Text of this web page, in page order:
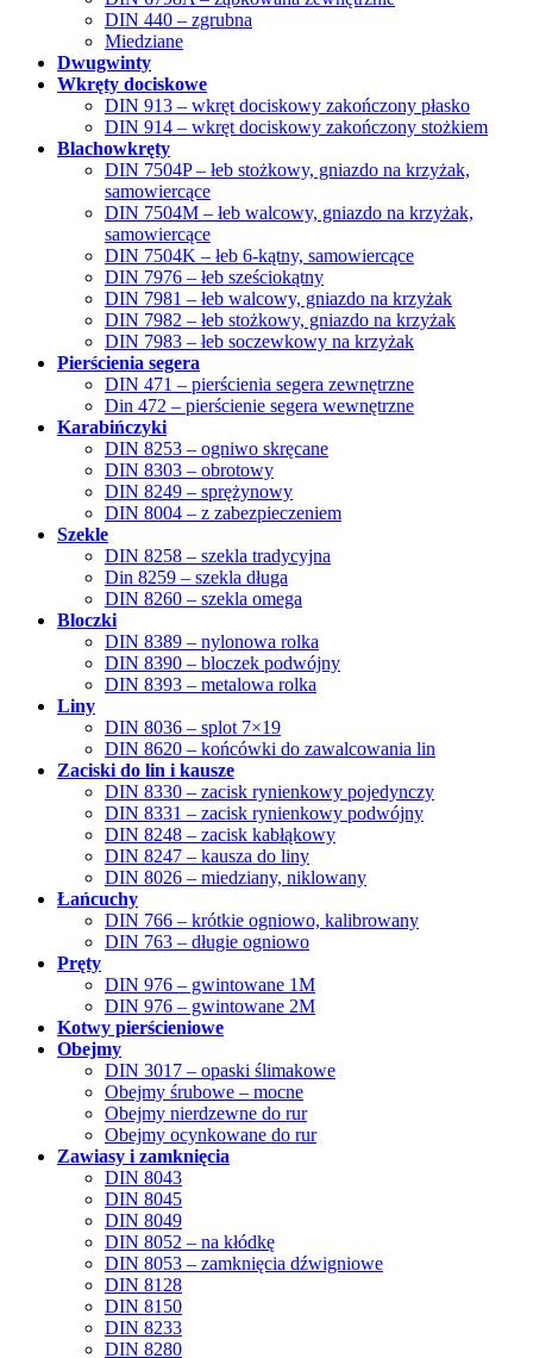
DIN 440 – zgrubna
Miedziane
Dwugwinty
Wkręty dociskowe
DIN 913 – wkręt dociskowy zakończony płasko
DIN 914 – wkręt dociskowy zakończony stożkiem
Blachowkręty
DIN 7504P – łeb stożkowy, gniazdo na krzyżak,
samowiercące
DIN 7504M – łeb walcowy, gniazdo na krzyżak,
samowiercące
DIN 7504K – łeb 6-kątny, samowiercące
DIN 7976 – łeb sześciokątny
DIN 7981 – łeb walcowy, gniazdo na krzyżak
DIN 7982 – łeb stożkowy, gniazdo na krzyżak
DIN 7983 – łeb soczewkowy na krzyżak
Pierścienia segera
DIN 471 – pierścienia segera zewnętrzne
Din 472 – pierścienie segera wewnętrzne
Karabińczyki
DIN 8253 – ogniwo skręcane
DIN 8303 – obrotowy
DIN 8249 – sprężynowy
DIN 8004 – z zabezpieczeniem
Szekle
DIN 8258 – szekla tradycyjna
Din 8259 – szekla długa
DIN 8260 – szekla omega
Bloczki
DIN 8389 – nylonowa rolka
DIN 8390 – bloczek podwójny
DIN 8393 – metalowa rolka
Liny
DIN 8036 – splot 7×19
DIN 8620 – końcówki do zawalcowania lin
Zaciski do lin i kausze
DIN 8330 – zacisk rynienkowy pojedynczy
DIN 8331 – zacisk rynienkowy podwójny
DIN 8248 – zacisk kabłąkowy
DIN 8247 – kausza do liny
DIN 8026 – miedziany, niklowany
Łańcuchy
DIN 766 – krótkie ogniowo, kalibrowany
DIN 763 – długie ogniowo
Pręty
DIN 976 – gwintowane 1M
DIN 976 – gwintowane 2M
Kotwy pierścieniowe
Obejmy
DIN 3017 – opaski ślimakowe
Obejmy śrubowe – mocne
Obejmy nierdzewne do rur
Obejmy ocynkowane do rur
Zawiasy i zamknięcia
DIN 8043
DIN 8045
DIN 8049
DIN 8052 – na kłódkę
DIN 8053 – zamknięcia dźwigniowe
DIN 8128
DIN 8150
DIN 8233
DIN 8280